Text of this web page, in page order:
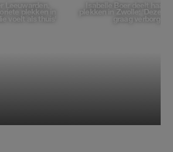
Leeuwarden,
plekken in
voelt als thuis'
Isabelle Boer deelt haar
plekken in Zwolle: 'Deze
graag verborgen'